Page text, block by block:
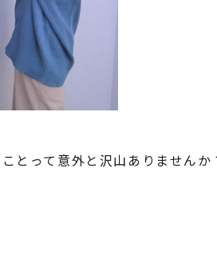
とって意外と沢山ありませんか